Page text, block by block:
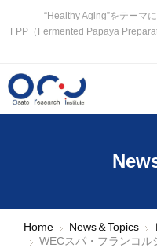
“Healthy Aging”をテーマ
FPP（Fermented Papaya
Home News＆Topics
WECスパ・フランコル